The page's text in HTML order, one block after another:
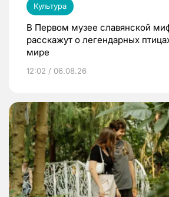
Культура
В Первом музее славянской
расскажут о легендарных
мире
12:02 / 06.08.26